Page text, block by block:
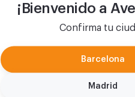
¡Bienvenido a
Confirma tu
Barcelona
Madrid
El plan perfecto para
la Navidad con niños
Barcelona: escape rooms para